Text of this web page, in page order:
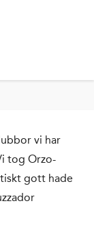
vi har
tog Orzo-
gott hade